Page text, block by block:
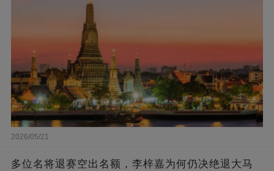
2026/05/21
多位名将退赛空出名额，李梓嘉为何仍决绝退大马